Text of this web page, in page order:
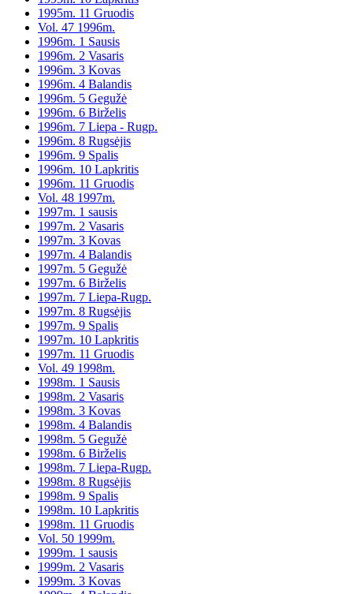
1995m. 11 Gruodis
Vol. 47 1996m.
1996m. 1 Sausis
1996m. 2 Vasaris
1996m. 3 Kovas
1996m. 4 Balandis
1996m. 5 Gegužė
1996m. 6 Birželis
1996m. 7 Liepa - Rugp.
1996m. 8 Rugsėjis
1996m. 9 Spalis
1996m. 10 Lapkritis
1996m. 11 Gruodis
Vol. 48 1997m.
1997m. 1 sausis
1997m. 2 Vasaris
1997m. 3 Kovas
1997m. 4 Balandis
1997m. 5 Gegužė
1997m. 6 Birželis
1997m. 7 Liepa-Rugp.
1997m. 8 Rugsėjis
1997m. 9 Spalis
1997m. 10 Lapkritis
1997m. 11 Gruodis
Vol. 49 1998m.
1998m. 1 Sausis
1998m. 2 Vasaris
1998m. 3 Kovas
1998m. 4 Balandis
1998m. 5 Gegužė
1998m. 6 Birželis
1998m. 7 Liepa-Rugp.
1998m. 8 Rugsėjis
1998m. 9 Spalis
1998m. 10 Lapkritis
1998m. 11 Gruodis
Vol. 50 1999m.
1999m. 1 sausis
1999m. 2 Vasaris
1999m. 3 Kovas